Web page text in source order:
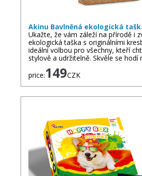
Akinu Bavlněná ekologická
Ukažte, že vám záleží na přírodě i
ekologická taška s originálními
ideální volbou pro všechny, kteří
stylově a udržitelně. Skvěle se hodí
price:149CZK